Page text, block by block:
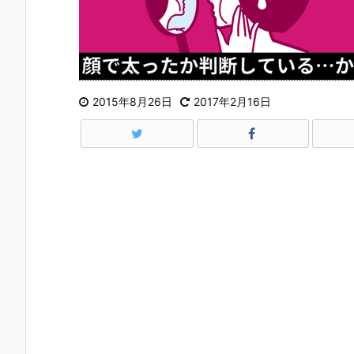
2015年8月26日 2017年2月16日